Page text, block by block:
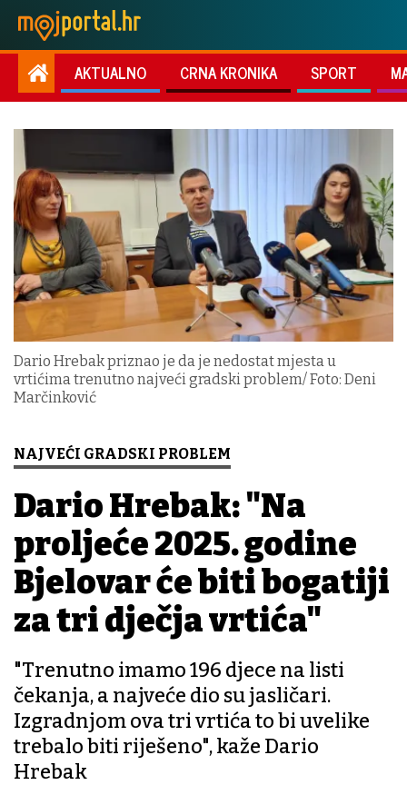
AKTUALNO CRNA KRONIKA SPORT
Dario Hrebak priznao je da je nedostat mjesta u
vrtićima trenutno najveći gradski problem/ Foto: Deni
Marčinković
NAJVEĆI GRADSKI PROBLEM
Dario Hrebak: "Na
proljeće 2025. godine
Bjelovar će biti bogatiji
za tri dječja vrtića"
"Trenutno imamo 196 djece na listi
čekanja, a najveće dio su jasličari.
Izgradnjom ova tri vrtića to bi uvelike
trebalo biti riješeno", kaže Dario
Hrebak